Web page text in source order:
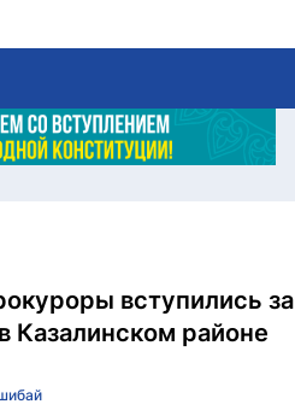
стране
вступились за
Казалинском районе